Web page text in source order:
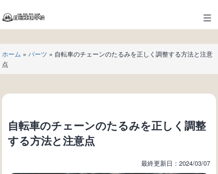
ン
テ
ツ
へ
ス
ッ
自
転
車
の
学
ホーム » パーツ » 自転車のチェーンのたるみを正しく調整する方法と注意
点
自転車のチェーンのたるみを正しく調整
する方法と注意点
最終更新日：2024/03/07